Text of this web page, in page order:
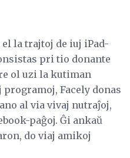
el la trajtoj de iuj iPad-
pri tio donante
ol uzi la kutiman
Facely donas
al via vivaj nutraĵoj,
paĝoj. Ĝi ankaŭ
do viaj amikoj